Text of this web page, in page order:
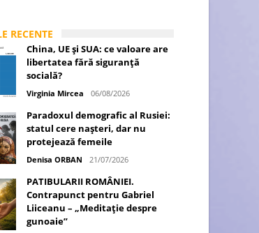
RECENTE
China, UE și SUA: ce valoare are
libertatea fără siguranță
socială?
Virginia Mircea 06/08/2026
Paradoxul demografic al Rusiei:
statul cere nașteri, dar nu
protejează femeile
Denisa ORBAN 21/07/2026
PATIBULARII ROMÂNIEI.
Contrapunct pentru Gabriel
Liiceanu – „Meditație despre
gunoaie”